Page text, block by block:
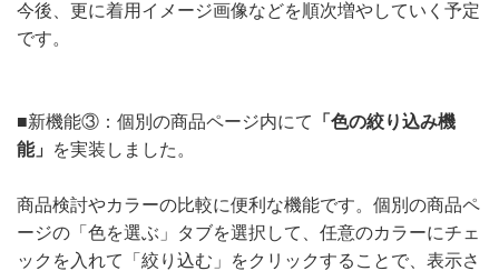
今後、更に着用イメージ画像などを順次増やしていく予定
です。
■新機能③：個別の商品ページ内にて
「色の絞り込み機
能」
を実装しました。
商品検討やカラーの比較に便利な機能です。個別の商品ペ
ージの「色を選ぶ」タブを選択して、任意のカラーにチェ
ックを入れて「絞り込む」をクリックすることで、表示さ